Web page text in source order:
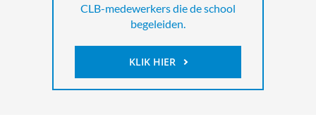
CLB-medewerkers die de school
begeleiden.
KLIK HIER